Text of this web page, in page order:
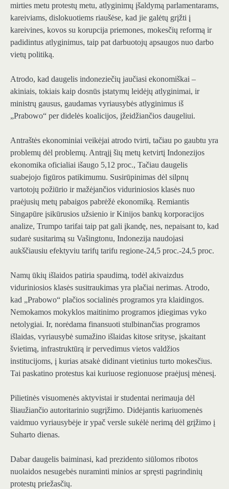
mirties metu protestų metu, atlyginimų įšaldymą parlamentarams,
kareiviams, dislokuotiems riaušėse, kad jie galėtų grįžti į
kareivines, kovos su korupcija priemones, mokesčių reformą ir
padidintus atlyginimus, taip pat darbuotojų apsaugos nuo darbo
vietų politiką.
Atrodo, kad daugelis indoneziečių jaučiasi ekonomiškai –
akiniais, tokiais kaip dosnūs įstatymų leidėjų atlyginimai, ir
ministrų gausus, gaudamas vyriausybės atlyginimus iš
„Prabowo“ per didelės koalicijos, įžeidžiančios daugeliui.
Antraštės ekonominiai veikėjai atrodo tvirti, tačiau po gaubtu yra
problemų dėl problemų. Antrąjį šių metų ketvirtį Indonezijos
ekonomika oficialiai išaugo 5,12 proc., Tačiau daugelis
suabejojo ​​figūros patikimumu. Susirūpinimas dėl silpnų
vartotojų požiūrio ir mažėjančios viduriniosios klasės nuo
praėjusių metų pabaigos pabrėžė ekonomiką. Remiantis
Singapūre įsikūrusios užsienio ir Kinijos bankų korporacijos
analize, Trumpo tarifai taip pat gali įkandę, nes, nepaisant to, kad
sudarė susitarimą su Vašingtonu, Indonezija naudojasi
aukščiausiu efektyviu tarifų tarifu regione-24,5 proc.-24,5 proc.
Namų ūkių išlaidos patiria spaudimą, todėl akivaizdus
viduriniosios klasės susitraukimas yra plačiai nerimas. Atrodo,
kad „Prabowo“ plačios socialinės programos yra klaidingos.
Nemokamos mokyklos maitinimo programos įdiegimas vyko
netolygiai. Ir, norėdama finansuoti stulbinančias programos
išlaidas, vyriausybė sumažino išlaidas kitose srityse, įskaitant
švietimą, infrastruktūrą ir pervedimus vietos valdžios
institucijoms, į kurias atsakė didinant vietinius turto mokesčius.
Tai paskatino protestus kai kuriuose regionuose praėjusį mėnesį.
Pilietinės visuomenės aktyvistai ir studentai nerimauja dėl
šliaužiančio autoritarinio sugrįžimo. Didėjantis kariuomenės
vaidmuo vyriausybėje ir ypač versle sukėlė nerimą dėl grįžimo į
Suharto dienas.
Dabar daugelis baiminasi, kad prezidento siūlomos ribotos
nuolaidos nesugebės nuraminti minios ar spręsti pagrindinių
protestų priežasčių.